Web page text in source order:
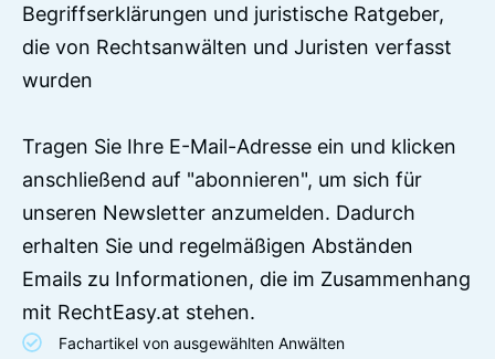
Begriffserklärungen und juristische Ratgeber,
die von Rechtsanwälten und Juristen verfasst
wurden
Tragen Sie Ihre E-Mail-Adresse ein und klicken
anschließend auf "abonnieren", um sich für
unseren Newsletter anzumelden. Dadurch
erhalten Sie und regelmäßigen Abständen
Emails zu Informationen, die im Zusammenhang
mit RechtEasy.at stehen.
Fachartikel von ausgewählten Anwälten